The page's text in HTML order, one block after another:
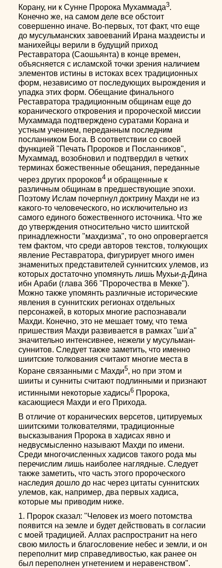
Корану, ни к Сунне Пророка Мухаммада3.
Конечно же, на самом деле все обстоит
совершенно иначе. Во-первых, тот факт, что еще
до мусульманских завоеваний Ирана маздеисты и
манихейцы верили в будущий приход
Реставратора (Саошьянта) в конце времен,
объясняется с исламской точки зрения наличием
элементов истины в истоках всех традиционных
форм, независимо от последующих вырождения и
упадка этих форм. Обещание финального
Реставратора традиционным общинам еще до
коранического откровения и пророческой миссии
Мухаммада подтверждено суратами Корана и
устным учением, переданным последним
посланником Бога. В соответствии со своей
функцией "Печать Пророков и Посланников",
Мухаммад, возобновил и подтвердил в четких
терминах божественные обещания, переданные
через других пророков4 и обращенные к
различным общинам в предшествующие эпохи.
Поэтому Ислам почерпнул доктрину Махди не из
какого-то человеческого, но исключительно из
самого единого божественного источника. Что же
до утверждения относительно чисто шиитской
принадлежности "махдизма", то оно опровергается
тем фактом, что среди авторов текстов, толкующих
явление Реставратора, фигурирует много имен
знаменитых представителей суннитских улемов, из
которых достаточно упомянуть лишь Мухьи-д-Дина
ибн Араби (глава 366 "Пророчества в Мекке").
Можно также упомянть различные исторические
явления в суннитских регионах отдельных
персонажей, в которых многие распознавали
Махди. Конечно, это не мешает тому, что тема
пришествия Махди развивается в рамках "ши'а"
значительно интенсивнее, нежели у мусульман-
суннитов. Следует также заметить, что именно
шиитские толкования считают многие места в
Коране связанными с Махди5, но при этом и
шииты и сунниты считают подлинными и признают
истинными некоторые хадисы6 Пророка,
касающиеся Махди и его Прихода.
В отличие от коранических версетов, цитируемых
шиитскими толкователями, традиционные
высказывания Пророка в хадисах явно и
недвусмысленно называют Махди по имени.
Среди многочисленных хадисов такого рода мы
перечислим лишь наиболее наглядные. Следует
также заметить, что часть этого пророческого
наследия дошло до нас через цитаты суннитских
улемов, как, например, два первых хадиса,
которые мы приводим ниже.
1. Пророк сказал: "Человек из моего потомства
появится на земле и будет действовать в согласии
с моей традицией. Аллах распространит на него
свою милость и благословение небес и земли, и он
переполнит мир справедливостью, как ранее он
был переполнен угнетением и неравенством".